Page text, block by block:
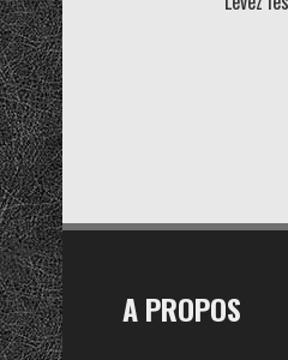
A PROPOS